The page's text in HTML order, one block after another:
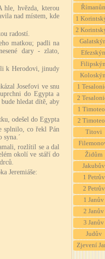
hle, hvězda, kterou
nad místem, kde
radostí.
matkou; padli na
dary - zlato,
k Herodovi, jinudy
Josefovi ve snu
do Egypta a
hledat dítě, aby
odešel do Egypta
splnilo, co řekl Pán
syna.´
rozlítil se a dal
okolí ve stáří do
Jeremiáše:
1
2
1
2
1
2
Titovi
Židům
Jakubův
1 Petrův
2 Petrův
1 Janův
2 Janův
3 Janův
Judův
Zjevení